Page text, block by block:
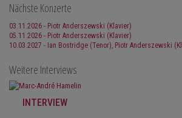
Nächste Konzerte
03.11.2026 - Piotr Anderszewski (Klavier)
05.11.2026 - Piotr Anderszewski (Klavier)
10.03.2027 - Ian Bostridge (Tenor), Piotr Anderszewski
Weitere Interviews
INTERVIEW